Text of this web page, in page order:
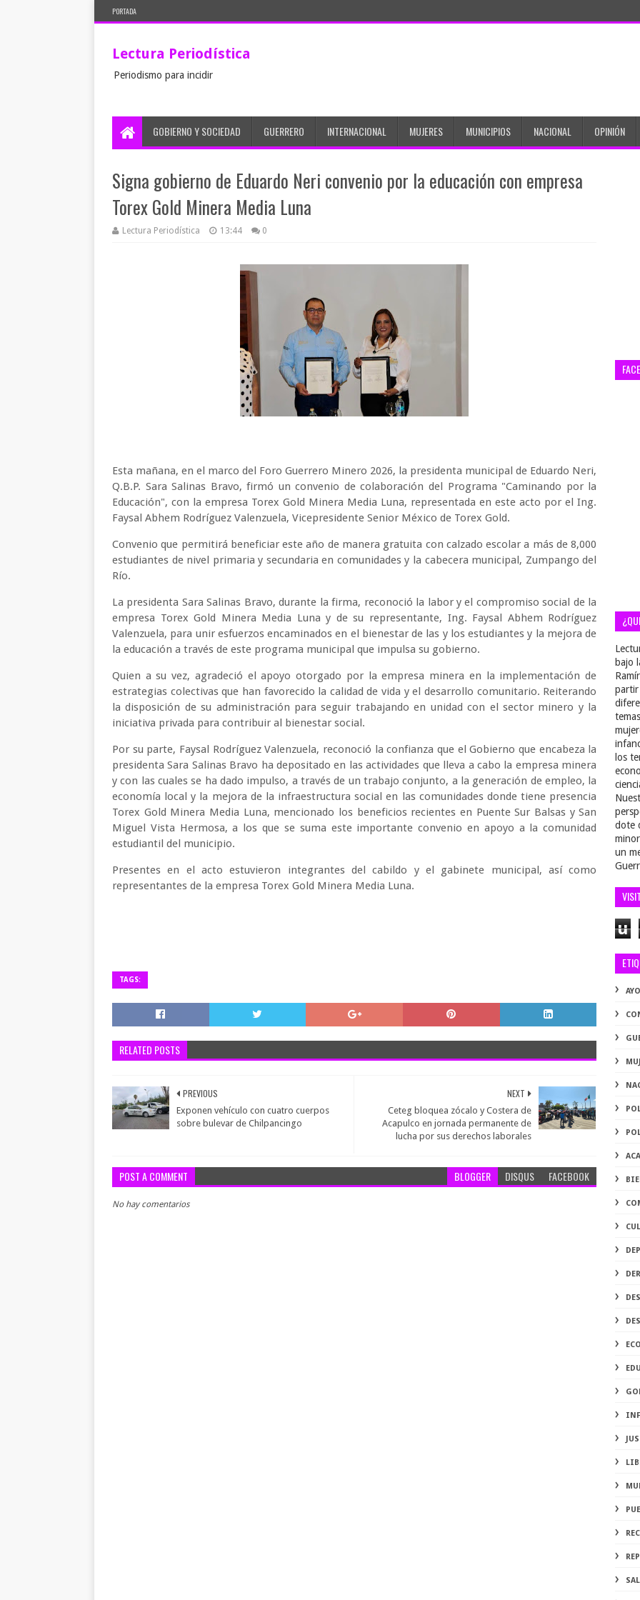
PORTADA
Lectura Periodística
Periodismo para incidir
GOBIERNO Y SOCIEDAD GUERRERO INTERNACIONAL MUJERES MUNICIPIOS NACIONAL OPINIÓN
Signa gobierno de Eduardo Neri convenio por la educación con empresa
Torex Gold Minera Media Luna
Lectura Periodística 13:44 0
Esta mañana, en el marco del Foro Guerrero Minero 2026, la presidenta municipal de Eduardo Neri,
Q.B.P. Sara Salinas Bravo, firmó un convenio de colaboración del Programa "Caminando por la
Educación", con la empresa Torex Gold Minera Media Luna, representada en este acto por el Ing.
Faysal Abhem Rodríguez Valenzuela, Vicepresidente Senior México de Torex Gold.
Convenio que permitirá beneficiar este año de manera gratuita con calzado escolar a más de 8,000
estudiantes de nivel primaria y secundaria en comunidades y la cabecera municipal, Zumpango del
Río.
La presidenta Sara Salinas Bravo, durante la firma, reconoció la labor y el compromiso social de la
empresa Torex Gold Minera Media Luna y de su representante, Ing. Faysal Abhem Rodríguez
Valenzuela, para unir esfuerzos encaminados en el bienestar de las y los estudiantes y la mejora de
la educación a través de este programa municipal que impulsa su gobierno.
Quien a su vez, agradeció el apoyo otorgado por la empresa minera en la implementación de
estrategias colectivas que han favorecido la calidad de vida y el desarrollo comunitario. Reiterando
la disposición de su administración para seguir trabajando en unidad con el sector minero y la
iniciativa privada para contribuir al bienestar social.
Por su parte, Faysal Rodríguez Valenzuela, reconoció la confianza que el Gobierno que encabeza la
presidenta Sara Salinas Bravo ha depositado en las actividades que lleva a cabo la empresa minera
y con las cuales se ha dado impulso, a través de un trabajo conjunto, a la generación de empleo, la
economía local y la mejora de la infraestructura social en las comunidades donde tiene presencia
Torex Gold Minera Media Luna, mencionado los beneficios recientes en Puente Sur Balsas y San
Miguel Vista Hermosa, a los que se suma este importante convenio en apoyo a la comunidad
estudiantil del municipio.
Presentes en el acto estuvieron integrantes del cabildo y el gabinete municipal, así como
representantes de la empresa Torex Gold Minera Media Luna.
TAGS:
RELATED POSTS
NEXT
Ceteg bloquea zócalo y Costera de
Acapulco en jornada permanente de
lucha por sus derechos laborales
PREVIOUS
Exponen vehículo con cuatro cuerpos
sobre bulevar de Chilpancingo
POST A COMMENT BLOGGER DISQUS FACEBOOK
No hay comentarios
bajo
partir
los
dote
un
u